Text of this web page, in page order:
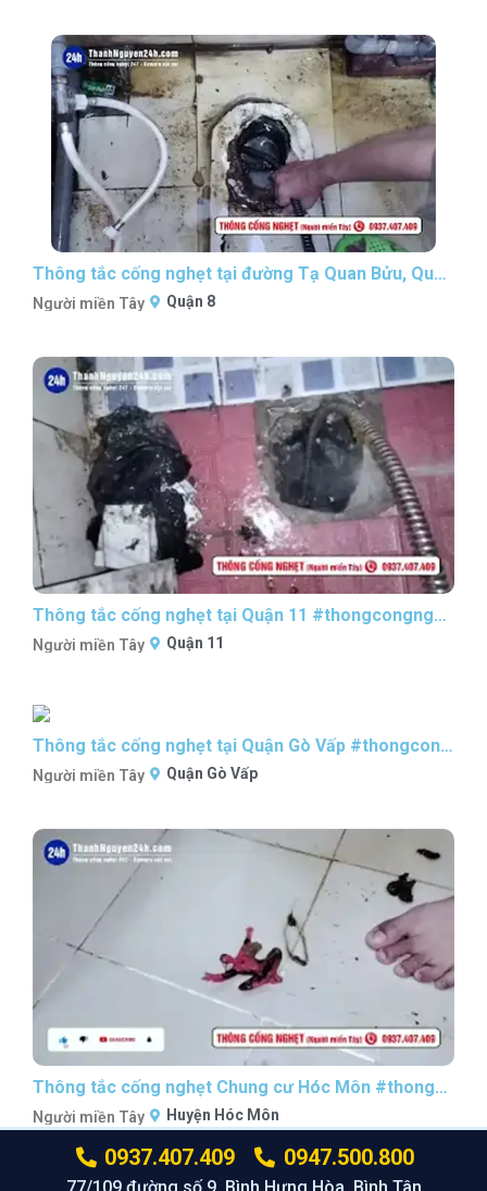
Thông tắc cống nghẹt tại đường Tạ Quan Bửu, Quận 8 #thongcongnghetsaigon #nguoimientaythongcong
Người miền Tây Quận 8
Thông tắc cống nghẹt tại Quận 11 #thongcongnghetsaigon #nguoimientaythongcong
Người miền Tây Quận 11
Thông tắc cống nghẹt tại Quận Gò Vấp #thongcongnghetsaigon #nguoimientaythongcong
Người miền Tây Quận Gò Vấp
Thông tắc cống nghẹt Chung cư Hóc Môn #thongcongnghetsaigon #nguoimientaythongcong
Người miền Tây Huyện Hóc Môn
0937.407.409 0947.500.800